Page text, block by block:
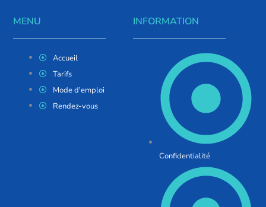
MENU
Accueil
Tarifs
Mode d'emploi
Rendez-vous
INFORMATION
Confidentialité